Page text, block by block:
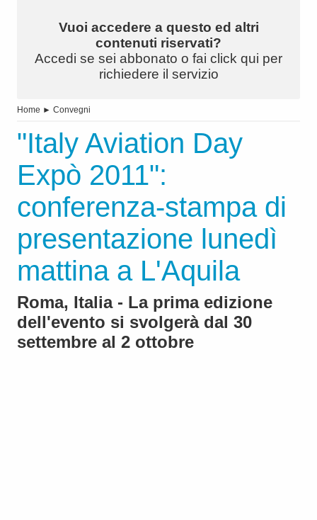
Vuoi accedere a questo ed altri
contenuti riservati?
Accedi se sei abbonato o fai click qui per
richiedere il servizio
Home ► Convegni
"Italy Aviation Day
Expò 2011":
conferenza-stampa di
presentazione lunedì
mattina a L'Aquila
Roma, Italia - La prima edizione
dell'evento si svolgerà dal 30
settembre al 2 ottobre